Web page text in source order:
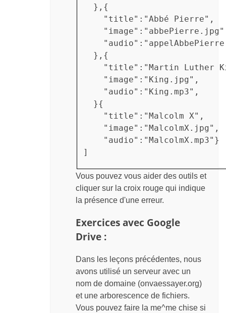
  },{
    "title":"Abbé Pierre",
    "image":"abbePierre.jpg"
  },{
"title":"Martin Luther
    "image":"King.jpg",
    "audio":"King.mp3",
  }{
    "title":"Malcolm X",
    "image":"MalcolmX.jpg",
    "audio":"MalcolmX.mp3"}
]
Vous pouvez vous aider des outils et
cliquer sur la croix rouge qui indique
la présence d'une erreur.
Exercices avec Google
Drive :
Dans les leçons précédentes, nous
avons utilisé un serveur avec un
nom de domaine (onvaessayer.org)
et une arborescence de fichiers.
Vous pouvez faire la me^me chise si